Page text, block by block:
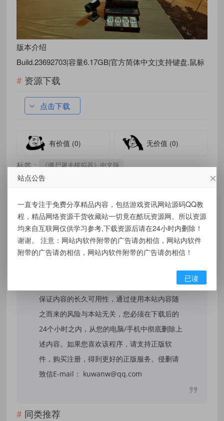
版本介绍
Build.23692703|容量6.17GB|官方简体中文|支持键盘.鼠标
资源下载
点击下载
有价值 (0) 无价值 (0)
标签： 《僵尸屠夫模拟器》中文版
免责声明：
本站提供的资源，都来自网络，版权争议与本
站无关，所有内容及软件的文章仅限用于学习
和研究目的。不得将上述内容用于商业或者非
法用途，否则，一切后果请用户自负，我们不
保证内容的长久可用性，通过使用本站内容随
之而来的风险与本站无关，您必须在下载后的
24个小时之内，从您的电脑/手机中彻底删除上
述内容。如果您喜欢该程序，请支持正版软
件，购买注册，得到更好的正版服务。侵删请
致信E-mail： kuwanw@qq.com
同类推荐
站点公告
一直专注于免费分享精品内容，包括游戏资讯网站源码QQ教
程，精品网络资源干货收藏站一切竟在酷玩资源网。所以资源
均来自互联网仅供学习参考,下载资源后请在24小时内删除！
谢谢。 注意：网站内软件附带的广告请勿相信，网站内软件
附带的广告请勿相信，网站内软件附带的广告请勿相信！
已读